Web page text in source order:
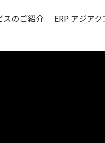
のご紹介 ｜ERP アジア